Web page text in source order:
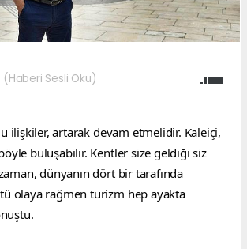
(Haberi Sesli Oku)
ilişkiler, artarak devam etmelidir. Kaleiçi,
buluşabilir. Kentler size geldiği siz
dünyanın dört bir tarafında
olaya rağmen turizm hep ayakta